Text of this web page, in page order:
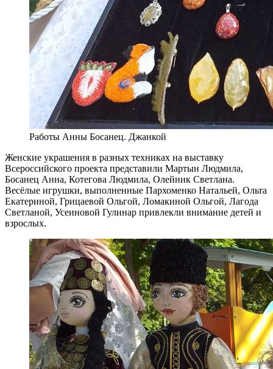
Работы Анны Босанец. Джанкой
Женские украшения в разных техниках на выставку
Всероссийского проекта представили Мартын Людмила,
Босанец Анна, Котегова Людмила, Олейник Светлана.
Весёлые игрушки, выполненные Пархоменко Натальей, Ольта
Екатериной, Грицаевой Ольгой, Ломакиной Ольгой, Лагода
Светланой, Усеиновой Гулинар привлекли внимание детей и
взрослых.